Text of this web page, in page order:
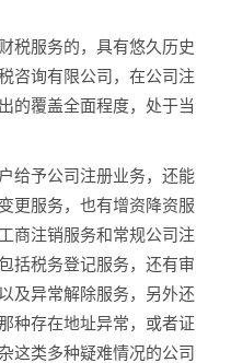
税服务的，具有悠久历史
咨询有限公司，在公司注
的覆盖全面程度，处于当
给予公司注册业务，还能
更服务，也有增资降资服
商注销服务和常规公司注
括税务登记服务，还有审
及异常解除服务，另外还
种存在地址异常，或者证
这类多种疑难情况的公司